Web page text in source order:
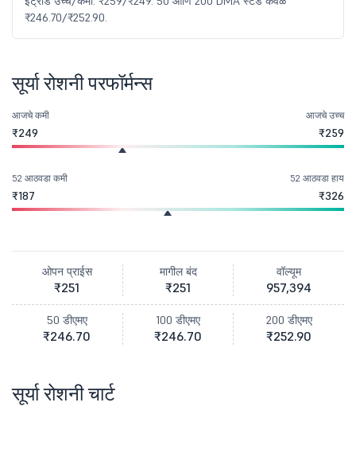
₹246.70/₹252.90.
सूर्या रोशनी परफॉर्मन्स
आजचे कमी
₹249
आजचे उच्च
₹259
52 आठवडा कमी
₹187
52 आठवडा हाय
₹326
ओपन प्राईस
₹251
मागील बंद
₹251
वॉल्यूम
957,394
50 डीएमए
₹246.70
100 डीएमए
₹246.70
200 डीएमए
₹252.90
सूर्या रोशनी चार्ट